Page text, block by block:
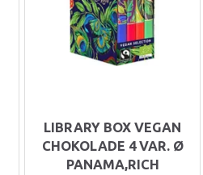
LIBRARY BOX VEGAN
CHOKOLADE 4 VAR. Ø
PANAMA,RICH